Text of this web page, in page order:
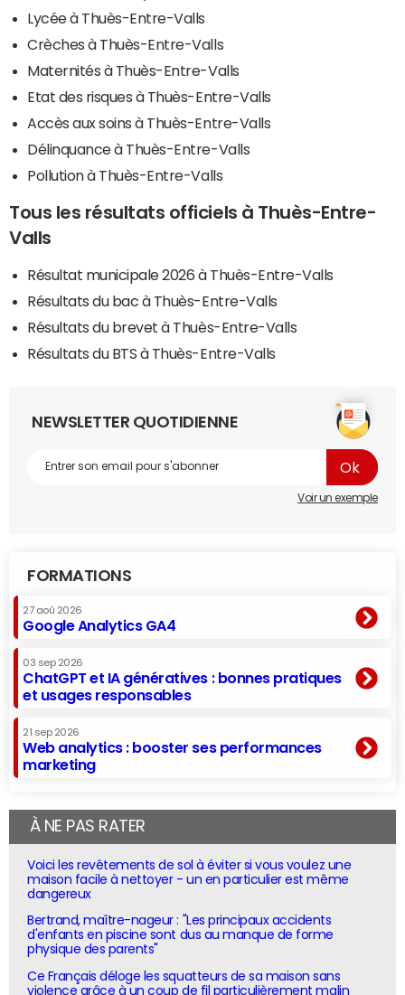
Lycée à Thuès-Entre-Valls
Crèches à Thuès-Entre-Valls
Maternités à Thuès-Entre-Valls
Etat des risques à Thuès-Entre-Valls
Accès aux soins à Thuès-Entre-Valls
Délinquance à Thuès-Entre-Valls
Pollution à Thuès-Entre-Valls
Tous les résultats officiels à Thuès-Entre-
Valls
Résultat municipale 2026 à Thuès-Entre-Valls
Résultats du bac à Thuès-Entre-Valls
Résultats du brevet à Thuès-Entre-Valls
Résultats du BTS à Thuès-Entre-Valls
NEWSLETTER QUOTIDIENNE
Voir un exemple
FORMATIONS
27 aoû 2026
Google Analytics GA4
03 sep 2026
ChatGPT et IA génératives : bonnes pratiques
et usages responsables
21 sep 2026
Web analytics : booster ses performances
marketing
À NE PAS RATER
Voici les revêtements de sol à éviter si vous voulez une
maison facile à nettoyer - un en particulier est même
dangereux
Bertrand, maître-nageur : "Les principaux accidents
d'enfants en piscine sont dus au manque de forme
physique des parents"
Ce Français déloge les squatteurs de sa maison sans
violence grâce à un coup de fil particulièrement malin